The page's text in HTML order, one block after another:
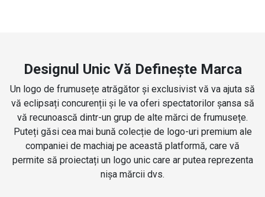
Designul Unic Vă Definește Marca
Un logo de frumusețe atrăgător și exclusivist vă va ajuta să
vă eclipsați concurenții și le va oferi spectatorilor șansa să
vă recunoască dintr-un grup de alte mărci de frumusețe.
Puteți găsi cea mai bună colecție de logo-uri premium ale
companiei de machiaj pe această platformă, care vă
permite să proiectați un logo unic care ar putea reprezenta
nișa mărcii dvs.